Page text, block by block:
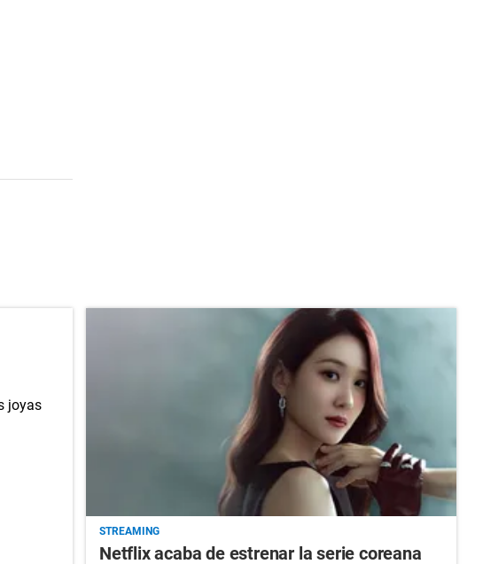
STREAMING
Netflix acaba de estrenar la serie coreana